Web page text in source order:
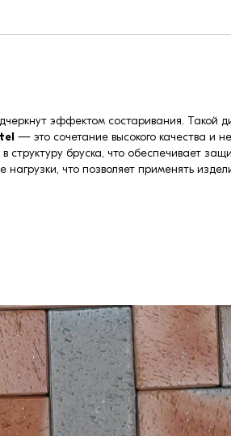
эффектом состаривания. Такой
— это сочетание высокого качества и
бруска, что обеспечивает
что позволяет применять